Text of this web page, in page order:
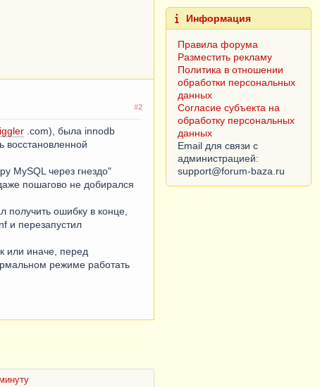
#2
.com), была innodb
восстановленной
MySQL через гнездо"
пошагово не добирался
ошибку в конце,
и перезапустил
или иначе, перед
режиме работать
Правила форума
Разместить рекламу
Политика в отношении
обработки персональных
данных
Согласие субъекта на
обработку персональных
данных
Email для связи с
администрацией: